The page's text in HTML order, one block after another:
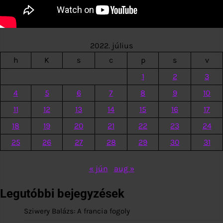
2022. július
h
K s c p s
v
1
2
3
4
5 6 7 8 9
10
11
12 13 14 15 16
17
18
19 20 21 22 23
24
25
26 27 28 29 30 31
« jún aug »
Legutóbbi bejegyzések
Sziwery Balázs: A francia fogoly